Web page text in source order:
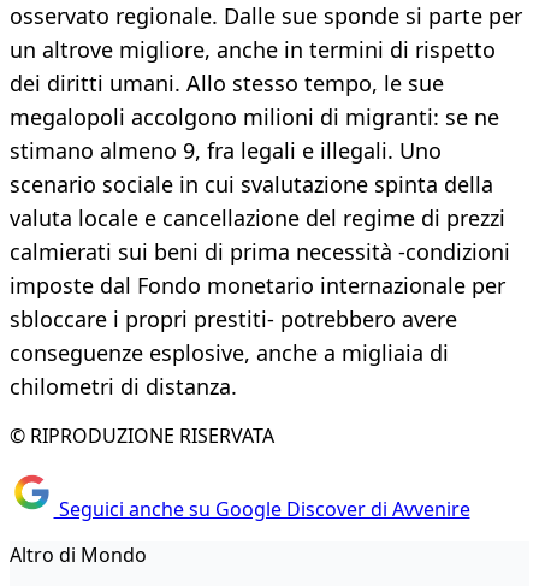
osservato regionale. Dalle sue sponde si parte per
un altrove migliore, anche in termini di rispetto
dei diritti umani. Allo stesso tempo, le sue
megalopoli accolgono milioni di migranti: se ne
stimano almeno 9, fra legali e illegali. Uno
scenario sociale in cui svalutazione spinta della
valuta locale e cancellazione del regime di prezzi
calmierati sui beni di prima necessità -condizioni
imposte dal Fondo monetario internazionale per
sbloccare i propri prestiti- potrebbero avere
conseguenze esplosive, anche a migliaia di
chilometri di distanza.
© RIPRODUZIONE RISERVATA
Seguici anche su Google Discover di Avvenire
Altro di Mondo